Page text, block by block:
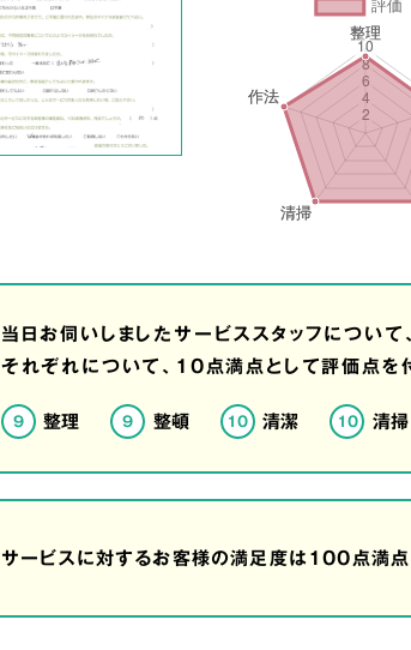
当日お伺いしましたサービススタッフについて
それぞれについて、10点満点として評価点を
9 整理 9 整頓 10 清潔 10 清掃
サービスに対するお客様の満足度は100点満点